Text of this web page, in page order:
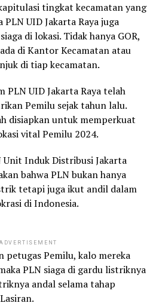
tingkat kecamatan yang
UID Jakarta Raya juga
di lokasi. Tidak hanya GOR,
di Kantor Kecamatan atau
di tiap kecamatan.
PLN UID Jakarta Raya telah
Pemilu sejak tahun lalu.
disiapkan untuk memperkuat
vital Pemilu 2024.
Unit Induk Distribusi Jakarta
bahwa PLN bukan hanya
tetapi juga ikut andil dalam
di Indonesia.
petugas Pemilu, kalo mereka
PLN siaga di gardu listriknya
andal selama tahap